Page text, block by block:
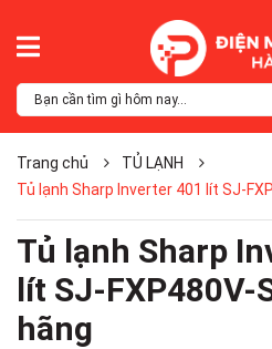
Trang chủ
TỦ LẠNH
Tủ lạnh Sharp Inverter 401 lít SJ-
Tủ lạnh Sharp
lít SJ-FXP480V-
hãng